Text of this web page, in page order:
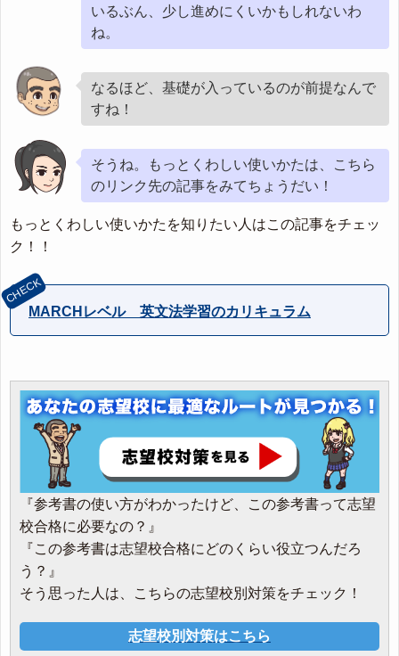
いるぶん、少し進めにくいかもしれないわ
ね。
なるほど、基礎が入っているのが前提なんで
すね！
そうね。もっとくわしい使いかたは、こちら
のリンク先の記事をみてちょうだい！
もっとくわしい使いかたを知りたい人はこの記事をチェッ
ク！！
MARCHレベル 英文法学習のカリキュラム
『参考書の使い方がわかったけど、この参考書って志望
校合格に必要なの？』
『この参考書は志望校合格にどのくらい役立つんだろ
う？』
そう思った人は、こちらの志望校別対策をチェック！
志望校別対策はこちら